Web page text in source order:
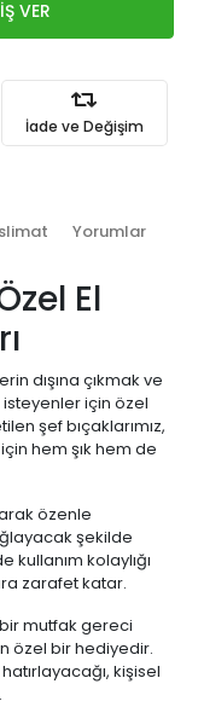
VER
İade ve Değişim
Yorumlar
El
dışına çıkmak ve
için özel
şef bıçaklarımız,
hem şık hem de
özenle
şekilde
kullanım kolaylığı
zarafet katar.
mutfak gereci
özel bir hediyedir.
kişisel